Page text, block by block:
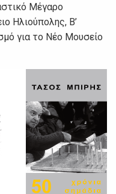
Μέγαρο
Ηλιούπολης, Β’
για το Νέο Μουσείο